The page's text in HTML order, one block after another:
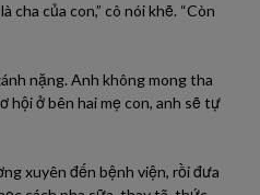
cha của con,” cô nói khẽ. “Còn
nặng. Anh không mong tha
hội ở bên hai mẹ con, anh sẽ tự
xuyên đến bệnh viện, rồi đưa